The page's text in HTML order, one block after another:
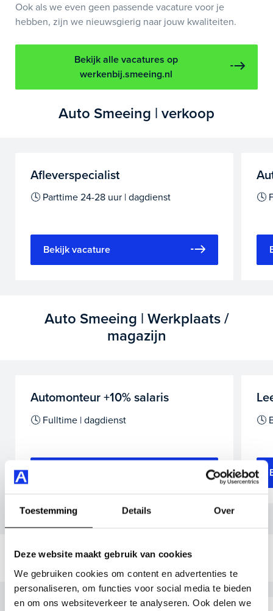
Toestemming Details Over
Deze website maakt gebruik van cookies
We gebruiken cookies om content en advertenties te
personaliseren, om functies voor social media te bieden
en om ons websiteverkeer te analyseren. Ook delen we
Ook als we even geen passende vacature voor je
hebben, zijn we nieuwsgierig naar jouw kwaliteiten.
Bekijk alle vacatures op
werkenbij.smeeing.nl
Auto Smeeing | verkoop
Afleverspecialist
🕓 Parttime 24-28 uur | dagdienst
Bekijk vacature
🕓
Auto Smeeing | Werkplaats /
magazijn
Automonteur +10% salaris
🕓 Fulltime | dagdienst 🕓
Yourlease